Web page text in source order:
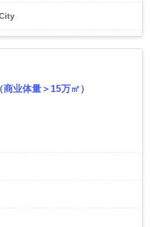
业体量＞15万㎡）